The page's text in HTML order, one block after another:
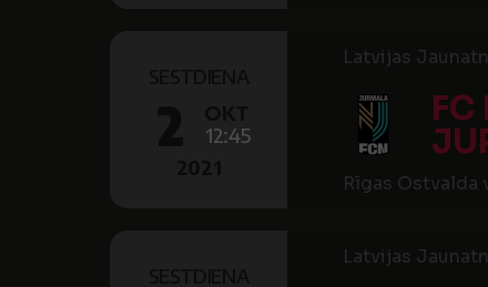
12:45
Latvijas
FC
Rīgas Ostvalda
Latvijas